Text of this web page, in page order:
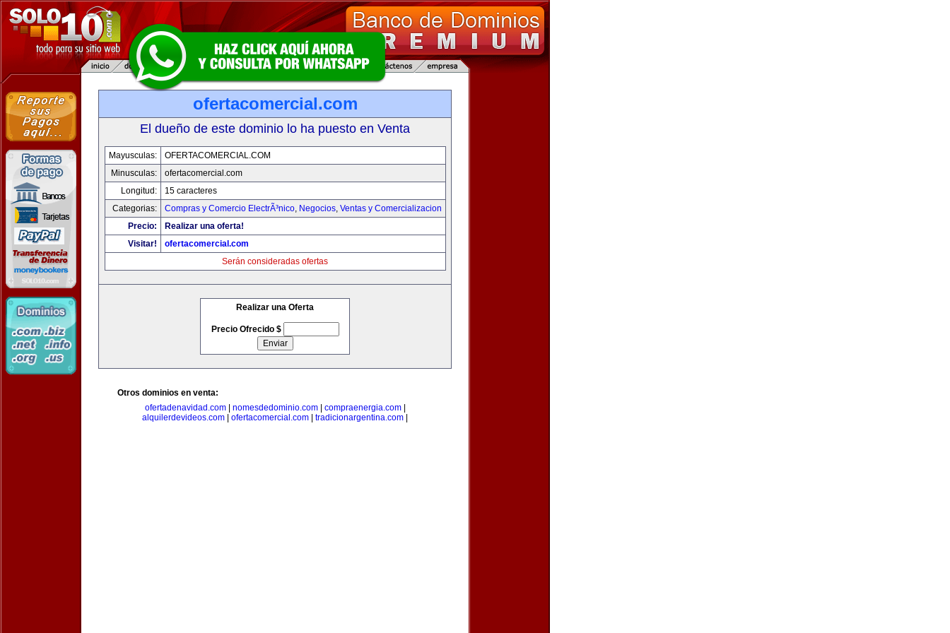
ofertacomercial.com
El dueño de este dominio lo ha puesto en Venta
Mayusculas:
OFERTACOMERCIAL.COM
Minusculas:
ofertacomercial.com
Longitud:
15 caracteres
Categorias:
Compras y Comercio ElectrÃ³nico, Negocios, Ventas y Comercializacion
Precio:
Realizar una oferta!
Visitar!
ofertacomercial.com
Serán consideradas ofertas
Realizar una Oferta
Precio Ofrecido $
Otros dominios en venta:
ofertadenavidad.com| nomesdedominio.com| compraenergia.com|
alquilerdevideos.com
ofertacomercial.com tradicionargentina.com